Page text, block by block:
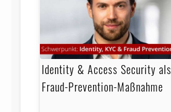
Identity & Access Security als
Fraud-Prevention-Maßnahme